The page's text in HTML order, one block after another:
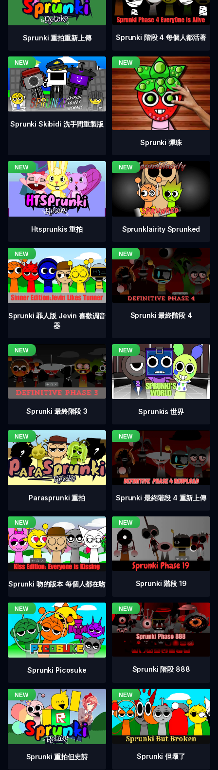
Sprunki 重拍重新上傳 Sprunki 階段 4 每個人都活著
Sprunki Skibidi 洗手間重製版
Sprunki 彈珠
Htsprunkis 重拍 Sprunklairity Sprunked
Sprunki 罪人版 Jevin 喜歡调音
器
Sprunki 最終階段 4
Sprunki 最終階段 3 Sprunkis 世界
Parasprunki 重拍 Sprunki 最終階段 4 重新上傳
Sprunki 吻的版本 每個人都在吻 Sprunki 階段 19
Sprunki Picosuke Sprunki 階段 888
Sprunki 重拍但史詩 Sprunki 但壞了